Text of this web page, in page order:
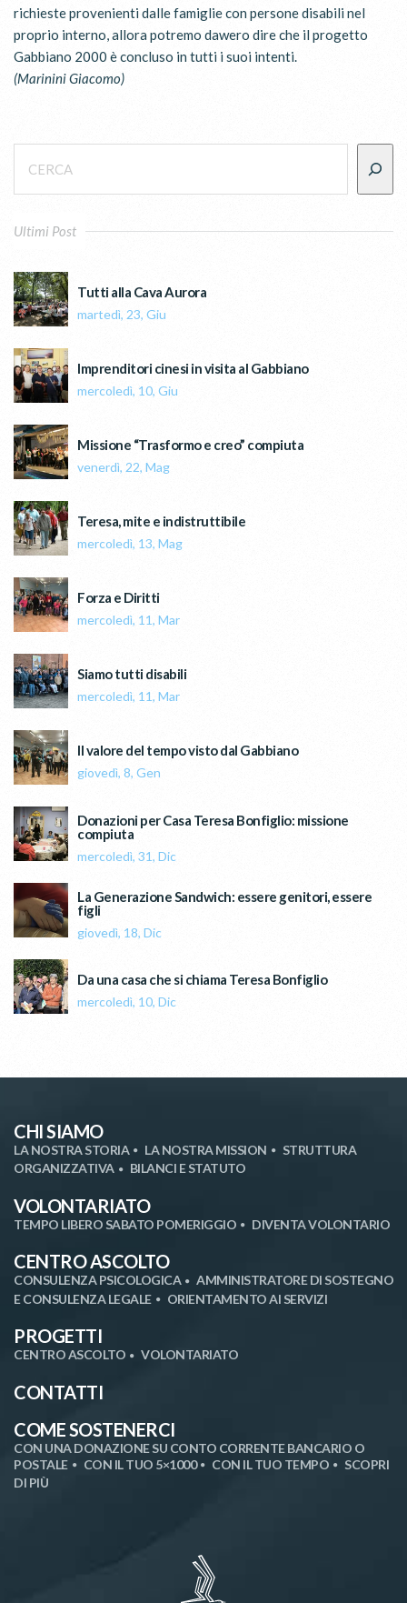
richieste provenienti dalle famiglie con persone disabili nel
proprio interno, allora potremo dawero dire che il progetto
Gabbiano 2000 è concluso in tutti i suoi intenti.
(Marinini Giacomo)
Ultimi Post
Tutti alla Cava Aurora
martedì, 23, Giu
Imprenditori cinesi in visita al Gabbiano
mercoledì, 10, Giu
Missione “Trasformo e creo” compiuta
venerdì, 22, Mag
Teresa, mite e indistruttibile
mercoledì, 13, Mag
Forza e Diritti
mercoledì, 11, Mar
Siamo tutti disabili
mercoledì, 11, Mar
Il valore del tempo visto dal Gabbiano
giovedì, 8, Gen
Donazioni per Casa Teresa Bonfiglio: missione
compiuta
mercoledì, 31, Dic
La Generazione Sandwich: essere genitori, essere
figli
giovedì, 18, Dic
Da una casa che si chiama Teresa Bonfiglio
mercoledì, 10, Dic
CHI SIAMO
LA NOSTRA STORIA LA NOSTRA MISSION
STRUTTURA
ORGANIZZATIVA
BILANCI E STATUTO
VOLONTARIATO
TEMPO LIBERO SABATO POMERIGGIO DIVENTA VOLONTARIO
CENTRO ASCOLTO
CONSULENZA PSICOLOGICA
AMMINISTRATORE DI SOSTEGNO
E CONSULENZA LEGALE
ORIENTAMENTO AI SERVIZI
PROGETTI
CENTRO ASCOLTO VOLONTARIATO
CONTATTI
COME SOSTENERCI
CON UNA DONAZIONE SU CONTO CORRENTE BANCARIO O
POSTALE
CON IL TUO 5×1000 CON IL TUO TEMPO
SCOPRI
DI PIÙ